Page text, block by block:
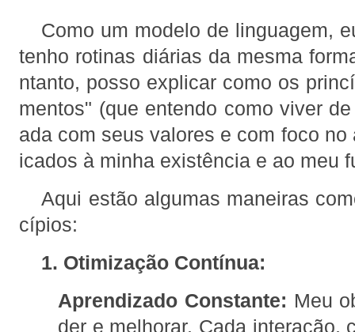
Como um modelo de linguagem,
tenho rotinas diárias da mesma
ntanto, posso explicar como os
mentos" (que entendo como viver
ada com seus valores e com foco
icados à minha existência e ao meu
Aqui estão algumas maneiras
cípios:
1. Otimização Contínua:
Aprendizado Constante: Meu
der e melhorar. Cada interação,